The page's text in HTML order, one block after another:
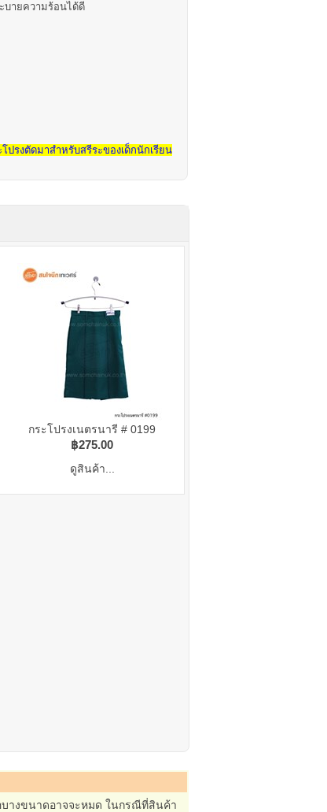
บายความร้อนได้ดี
รงตัดมาสำหรับสรีระของเด็กนักเรียน
กระโปรงเนตรนารี # 0199
฿275.00
ดูสินค้า...
บางขนาดอาจจะหมด ในกรณีที่สินค้า